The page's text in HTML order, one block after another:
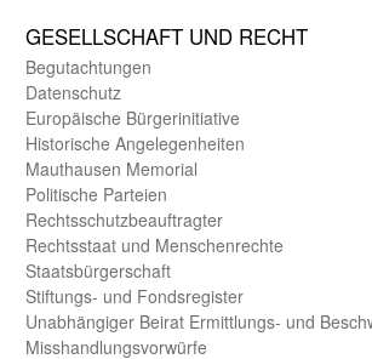
GE­SELL­SCHAFT UND RECHT
Begut­achtungen
Daten­schutz
Europäische Bürger­initiative
Historische Angelegen­heiten
Mauthausen Memorial
Politische Parteien
Rechts­schutz­beauftragter
Rechts­staat und Menschen­rechte
Staats­bürger­schaft
Stiftungs- und Fonds­register
Unab­hängiger Beirat Ermittlungs- und
Misshandlungs­vorwürfe